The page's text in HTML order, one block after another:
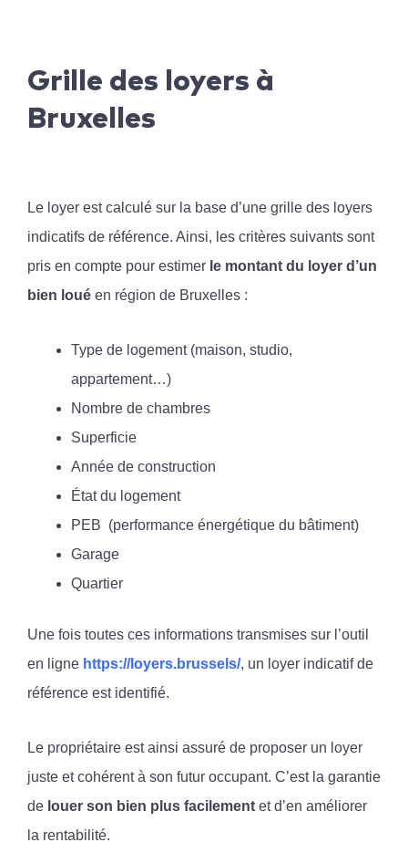
Grille des loyers à
Bruxelles
Le loyer est calculé sur la base d’une grille des loyers
indicatifs de référence. Ainsi, les critères suivants sont
pris en compte pour estimer le montant du loyer d’un
bien loué en région de Bruxelles :
Type de logement (maison, studio,
appartement…)
Nombre de chambres
Superficie
Année de construction
État du logement
PEB (performance énergétique du bâtiment)
Garage
Quartier
Une fois toutes ces informations transmises sur l’outil
en ligne https://loyers.brussels/, un loyer indicatif de
référence est identifié.
Le propriétaire est ainsi assuré de proposer un loyer
juste et cohérent à son futur occupant. C’est la garantie
de louer son bien plus facilement et d’en améliorer
la rentabilité.